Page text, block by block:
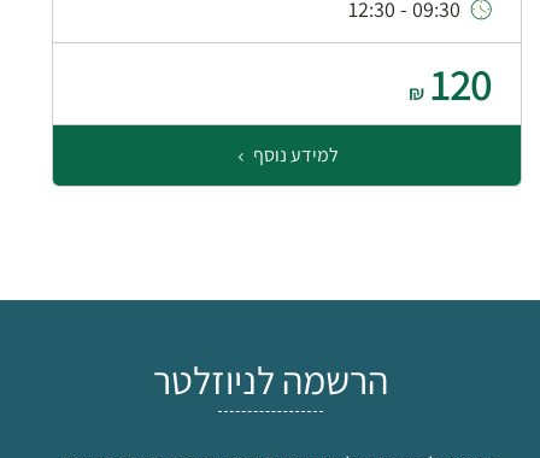
09:30 - 12:30
120
₪
למידע נוסף
הרשמה לניוזלטר